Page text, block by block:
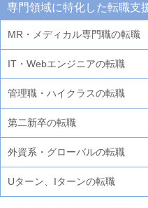
専門領域に特化した転職支
MR・メディカル専門職の転職
IT・Webエンジニアの転職
管理職・ハイクラスの転職
第二新卒の転職
外資系・グローバルの転職
Uターン、Iターンの転職